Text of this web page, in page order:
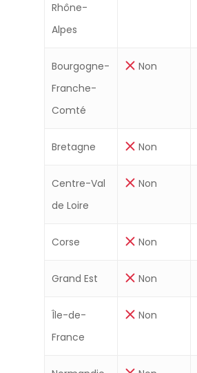
Rhône-
Alpes
Bourgogne-
Franche-
Comté
Non
Bretagne Non
Centre-Val
de Loire
Non
Corse Non
Grand Est Non
Île-de-
France
Non